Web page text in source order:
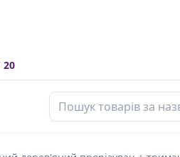
20
Пошук товарів